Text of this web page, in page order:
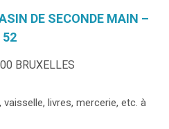
DE SECONDE MAIN –
52
BRUXELLES
livres, mercerie, etc. à